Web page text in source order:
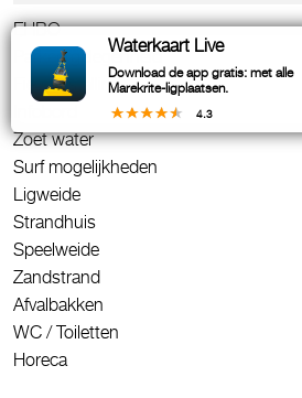
EHBO
Parkeergelegenheid
Fietsenstalling
Zoet water
Surf mogelijkheden
Ligweide
Strandhuis
Speelweide
Zandstrand
Afvalbakken
WC / Toiletten
Horeca
Waterkaart Live
Download de app gratis: met alle
Marekrite-ligplaatsen.
4.3